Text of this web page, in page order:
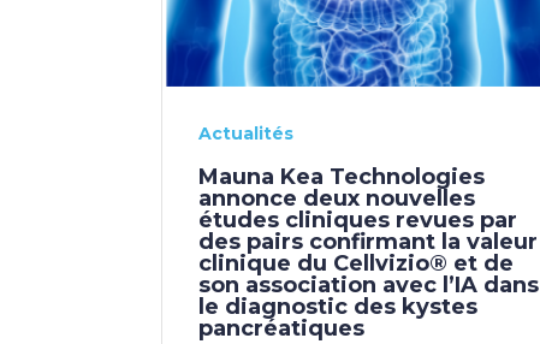
Actualités
Mauna Kea Technologies
annonce deux nouvelles
études cliniques revues par
des pairs confirmant la valeur
clinique du Cellvizio® et de
son association avec l’IA dans
le diagnostic des kystes
pancréatiques